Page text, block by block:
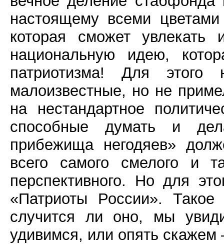
настоящему всеми
которая сможет
национальную идею,
патриотизма! Для
малоизвестные, но не
на нестандартное
способные думать и
прибежища негодяев»
всего самого смелого и
перспективного. Но для
«Патриоты России».
случится ли оно, мы
удивимся, или опять скажем